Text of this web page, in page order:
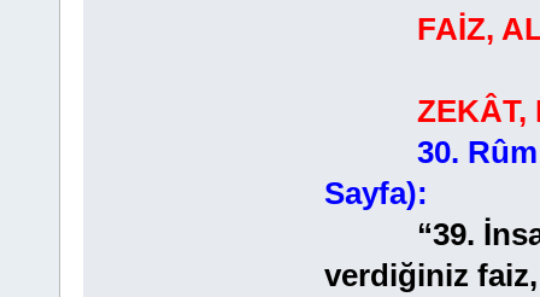
FAİZ,
ZEKÂT,
30.
Sayfa):
“39.
verdiğiniz faiz,